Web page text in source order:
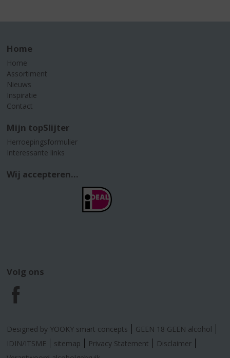
Home
Home
Assortiment
Nieuws
Inspiratie
Contact
Mijn topSlijter
Herroepingsformulier
Interessante links
Wij accepteren...
Volg ons
F
a
c
Designed by YOOKY smart concepts
GEEN 18 GEEN alcohol
IDIN/ITSME
sitemap Privacy Statement
Disclaimer